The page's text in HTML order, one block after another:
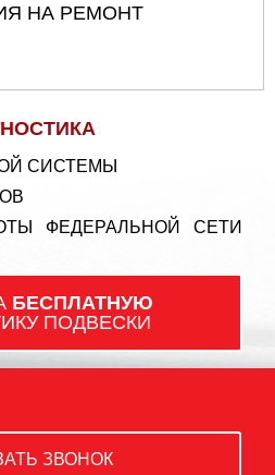
НА РЕМОНТ
СИСТЕМЫ
ФЕДЕРАЛЬНОЙ СЕТИ
БЕСПЛАТНУЮ
ПОДВЕСКИ
ЗВОНОК